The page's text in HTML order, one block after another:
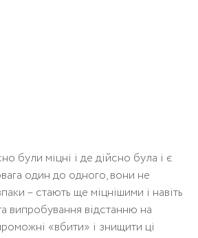
були міцні і де дійсно була і є
один до одного, вони не
– стають ще міцнішими і навіть
випробування відстанню на
«вбити» і знищити ці